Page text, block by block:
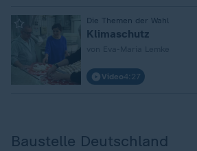
Die Themen der Wahl
Klimaschutz
Video4:27
Baustelle Deutschland